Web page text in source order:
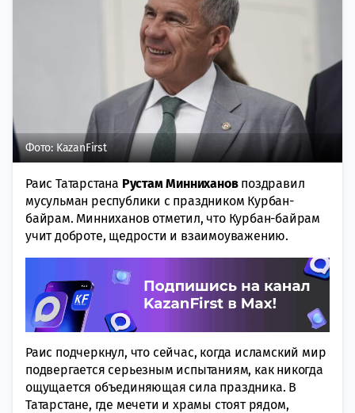
Фото: KazanFirst
Раис Татарстана Рустам Миннихановпоздравил
мусульман республики с праздником Курбан-
байрам. Минниханов отметил, что Курбан-байрам
учит доброте, щедрости и взаимоуважению.
Раис подчеркнул, что сейчас, когда исламский мир
подвергается серьезным испытаниям, как никогда
ощущается объединяющая сила праздника. В
Татарстане, где мечети и храмы стоят рядом,